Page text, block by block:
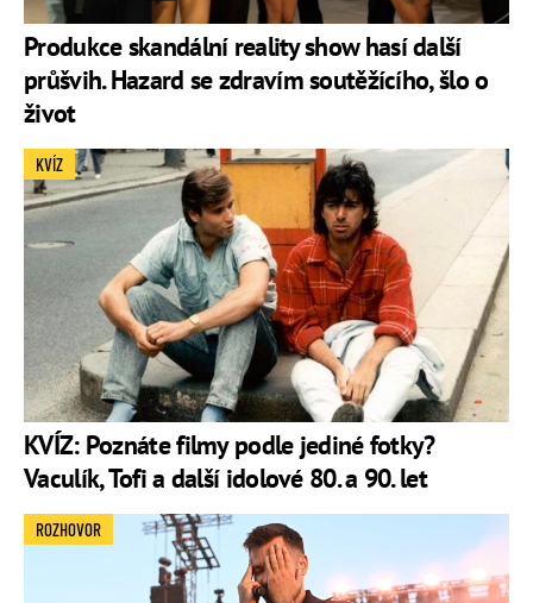
Produkce skandální reality show hasí další
průšvih. Hazard se zdravím soutěžícího, šlo o
život
KVÍZ: Poznáte filmy podle jediné fotky?
Vaculík, Tofi a další idolové 80. a 90. let
KVÍZ
ROZHOVOR